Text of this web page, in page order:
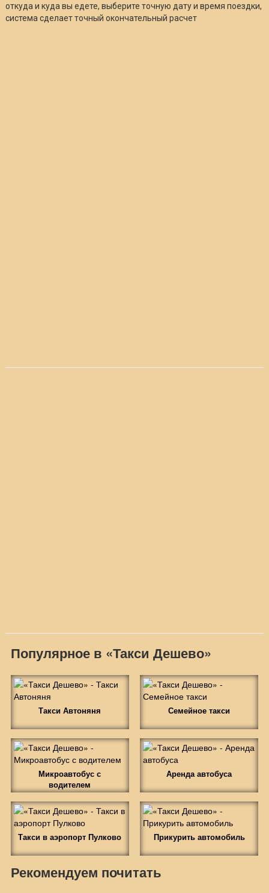
откуда и куда вы едете, выберите точную дату и время поездки,
система сделает точный окончательный расчет
Популярное в «Такси Дешево»
Такси Автоняня Семейное такси
Микроавтобус с
водителем
Аренда автобуса
Такси в аэропорт Пулково Прикурить автомобиль
Рекомендуем почитать